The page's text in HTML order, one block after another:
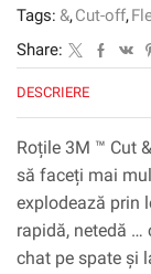
Tags: &,Cut-off,
Share:
DESCRIERE
Roțile 3M ™ Cut
să faceți mai
explodează prin
rapidă, netedă
chat pe spate și